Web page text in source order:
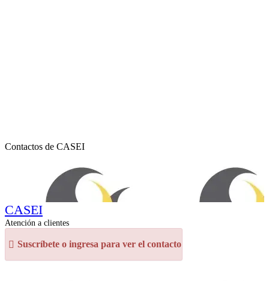
Contactos de CASEI
CASEI
Atención a clientes
Suscríbete o ingresa para ver el contacto